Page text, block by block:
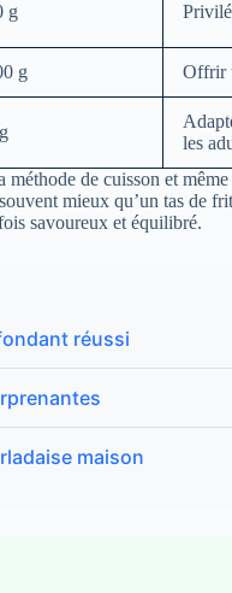
g
g Offrir
les
de cuisson et
mieux qu’un tas de
savoureux et équilibré.
réussi
maison